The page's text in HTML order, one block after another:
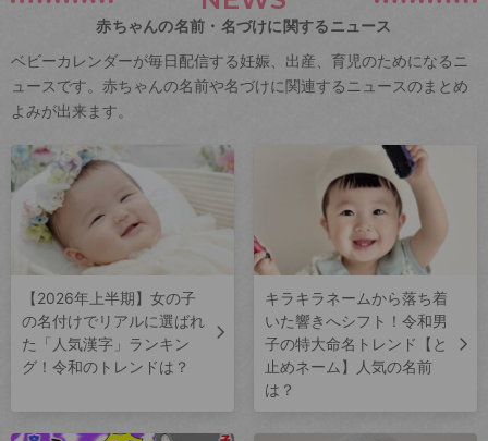
赤ちゃんの名前・名づけに関するニュース
ベビーカレンダーが毎日配信する妊娠、出産、育児のためになるニ
ュースです。赤ちゃんの名前や名づけに関連するニュースのまとめ
よみが出来ます。
【2026年上半期】女の子
の名付けでリアルに選ばれ
た「人気漢字」ランキン
グ！令和のトレンドは？
キラキラネームから落ち着
いた響きへシフト！令和男
子の特大命名トレンド【と
止めネーム】人気の名前
は？